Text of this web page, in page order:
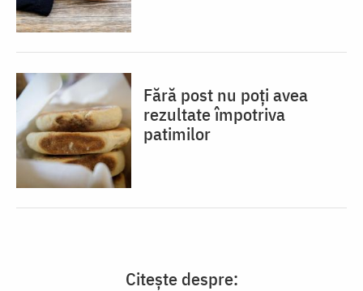
Fără post nu poți avea
rezultate împotriva
patimilor
Citește despre: